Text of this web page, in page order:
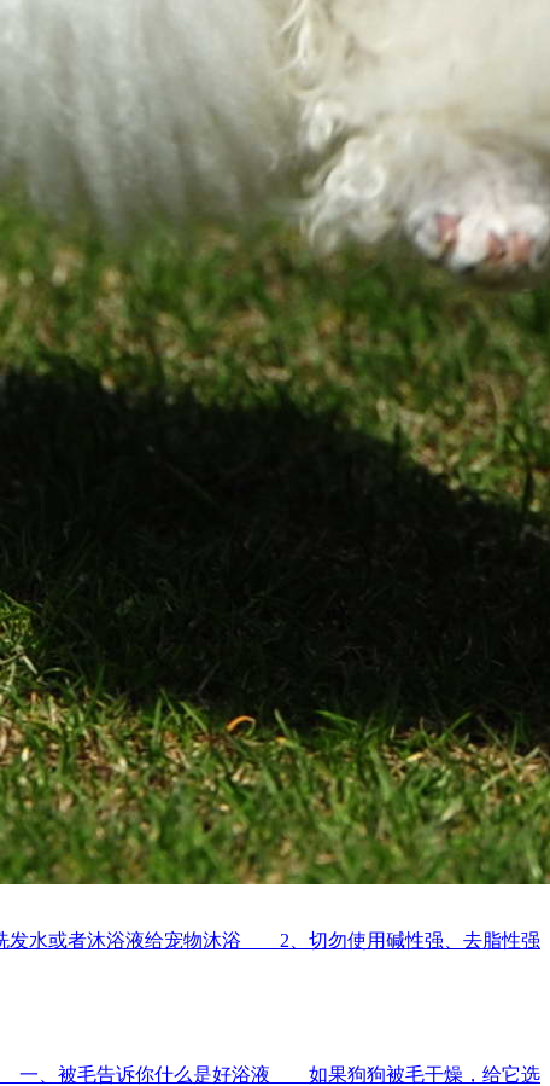
水或者沐浴液给宠物沐浴 2、切勿使用碱性强、去脂性强
一、被毛告诉你什么是好浴液 如果狗狗被毛干燥，给它选